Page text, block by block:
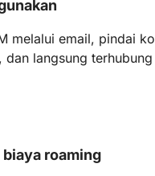
melalui email, pindai
dan langsung
biaya roaming